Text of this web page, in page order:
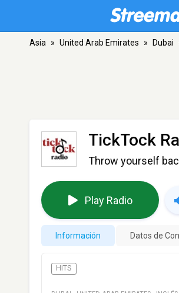
Asia » United Arab Emirates » Dubai
TickTock
Throw yourself
Play Radio
Información Datos de
HITS